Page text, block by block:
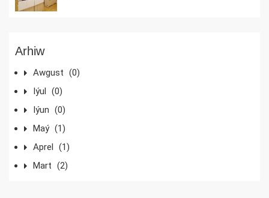
Arhiw
Awgust (0)
Iýul (0)
Iýun (0)
Maý (1)
Aprel (1)
Mart (2)